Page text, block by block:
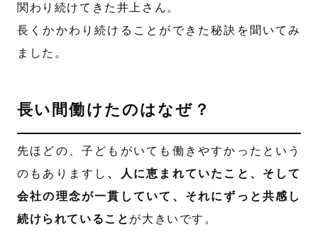
関わり続けてきた井上さん。
長くかかわり続けることができた秘訣を聞いてみ
ました。
長い間働けたのはなぜ？
先ほどの、子どもがいても働きやすかったという
のもありますし 、人に恵まれていたこと、そして
会社の理念が一貫していて、それにずっと共感し
続けられていること が大きいです。